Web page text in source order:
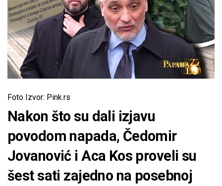
Foto Izvor: Pink.rs
Nakon što su dali izjavu
povodom napada, Čedomir
Jovanović i Aca Kos proveli su
šest sati zajedno na posebnoj